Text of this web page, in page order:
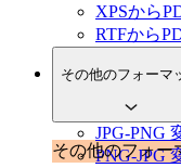
XPSから
RTFから
その他のフォーマ
JPG-PNG
PNG-JPG
その他のフォー